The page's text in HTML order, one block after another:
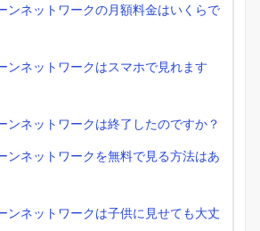
ンネットワークの月額料金はいくらで
ンネットワークはスマホで見れます
ンネットワークは終了したのですか？
ンネットワークを無料で見る方法はあ
ンネットワークは子供に見せても大丈